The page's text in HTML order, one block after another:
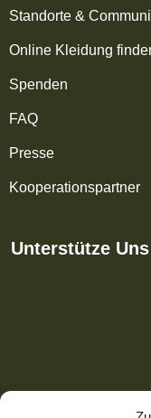
Standorte &
Online Kleidung
Spenden
FAQ
Presse
Kooperationspartner
Unterstütze Uns